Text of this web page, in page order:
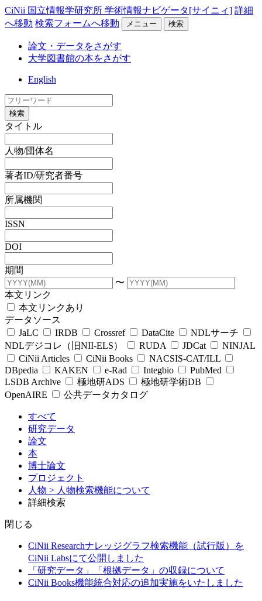
CiNii 国立情報学研究所 学術情報ナビゲータ[サイニィ] 詳細
へ移動 検索フォームへ移動 メニュー 検索
論文・データをさがす
大学図書館の本をさがす
English
検索
タイトル
人物/団体名
著者ID/研究者番号
所属機関
ISSN
DOI
期間
〜
本文リンク
本文リンクあり
データソース
JaLC
IRDB Crossref DataCite
NDLサーチ
NDLデジコレ（旧NII-ELS）
RUDA JDCat
NINJAL
CiNii Articles
CiNii Books
NACSIS-CAT/ILL
DBpedia
KAKEN e-Rad Integbio
PubMed
LSDB Archive
極地研ADS
極地研学術DB
OpenAIRE
公共データカタログ
すべて
研究データ
論文
本
博士論文
プロジェクト
人物 > 人物検索機能について
詳細検索
閉じる
CiNii Researchナレッジグラフ検索機能（試行版）を
CiNii Labsにて公開しました
「研究データ」「根拠データ」の収録について
CiNii Books機能統合対応の追加実施をいたしました